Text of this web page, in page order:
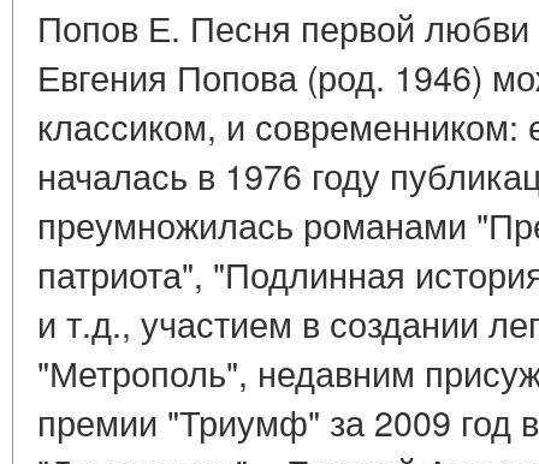
Попов Е. Песня первой
Евгения Попова (род. 1946)
классиком, и современником:
началась в 1976 году
преумножилась романами
патриота", "Подлинная
и т.д., участием в создании
"Метрополь", недавним
премии "Триумф" за 2009 год